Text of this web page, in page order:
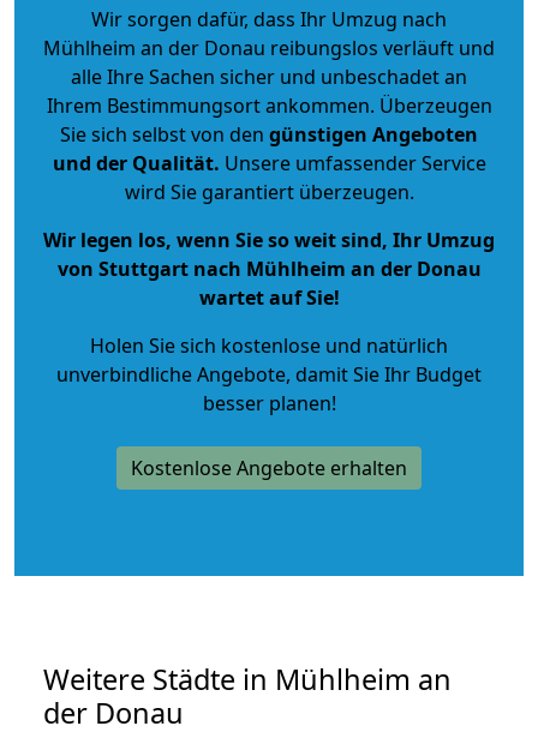
Wir sorgen dafür, dass Ihr Umzug nach
Mühlheim an der Donau reibungslos verläuft und
alle Ihre Sachen sicher und unbeschadet an
Ihrem Bestimmungsort ankommen. Überzeugen
Sie sich selbst von den günstigen Angeboten
und der Qualität. Unsere umfassender Service
wird Sie garantiert überzeugen.
Wir legen los, wenn Sie so weit sind, Ihr Umzug
von Stuttgart nach Mühlheim an der Donau
wartet auf Sie!
Holen Sie sich kostenlose und natürlich
unverbindliche Angebote, damit Sie Ihr Budget
besser planen!
Kostenlose Angebote erhalten
Weitere Städte in Mühlheim an
der Donau